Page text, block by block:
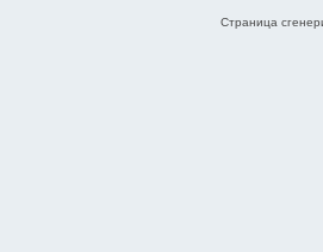
Страница